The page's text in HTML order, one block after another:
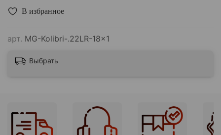
В избранное
арт. MG-Kolibri-.22LR-18x1
Выбрать